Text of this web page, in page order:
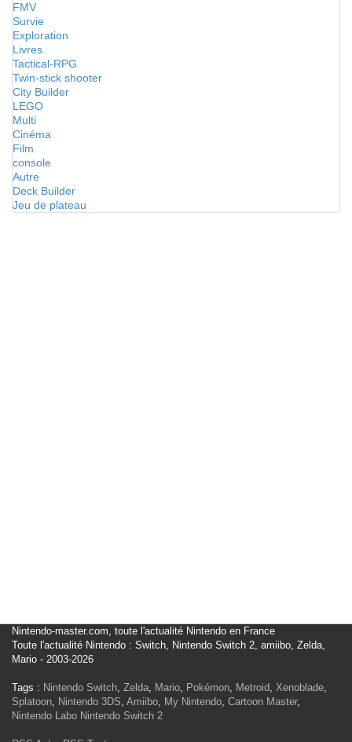
FMV
Survie
Exploration
Livres
Tactical-RPG
Twin-stick shooter
City Builder
LEGO
Multi
Cinéma
Film
console
Autre
Deck Builder
Jeu de plateau
Nintendo-master.com, toute l'actualité Nintendo en France
Toute l'actualité Nintendo : Switch, Nintendo Switch 2, amiibo, Zelda,
Mario - 2003-2026
Tags : Nintendo Switch, Zelda, Mario, Pokémon, Metroid, Xenoblade,
Splatoon, Nintendo 3DS, Amiibo, My Nintendo, Cartoon Master,
Nintendo Labo Nintendo Switch 2